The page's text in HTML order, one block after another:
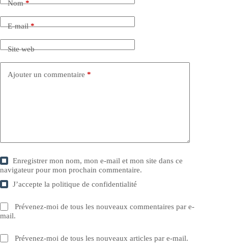
Nom*
E-mail*
Site web
Ajouter un commentaire *
Enregistrer mon nom, mon e-mail et mon site dans ce
navigateur pour mon prochain commentaire.
J’accepte lapolitique de confidentialité
Prévenez-moi de tous les nouveaux commentaires par e-
mail.
Prévenez-moi de tous les nouveaux articles par e-mail.